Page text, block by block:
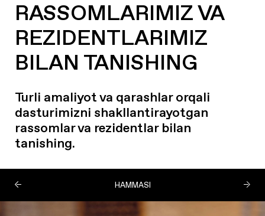
RASSOMLARIMIZ VA
REZIDENTLARIMIZ
BILAN TANISHING
Turli amaliyot va qarashlar orqali
dasturimizni shakllantirayotgan
rassomlar va rezidentlar bilan
tanishing.
HAMMASI